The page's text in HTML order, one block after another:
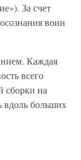
За счет
воин
Каждая
всего
сборки на
вдоль больших